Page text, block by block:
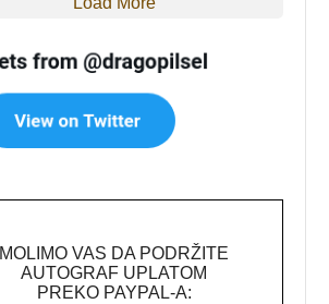
MOLIMO VAS DA PODRŽITE
AUTOGRAF UPLATOM
PREKO PAYPAL-A: